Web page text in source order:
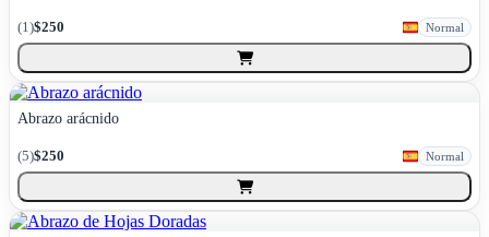
(1)$250 Normal
Abrazo arácnido
(5)$250 Normal